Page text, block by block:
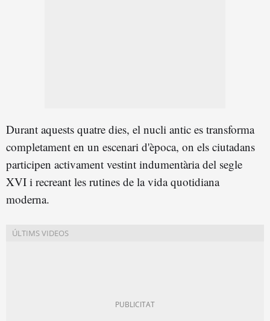
Durant aquests quatre dies, el nucli antic es transforma
completament en un escenari d'època, on els ciutadans
participen activament vestint indumentària del segle
XVI i recreant les rutines de la vida quotidiana
moderna.